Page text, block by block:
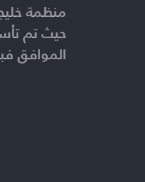
منظمة
الموافق